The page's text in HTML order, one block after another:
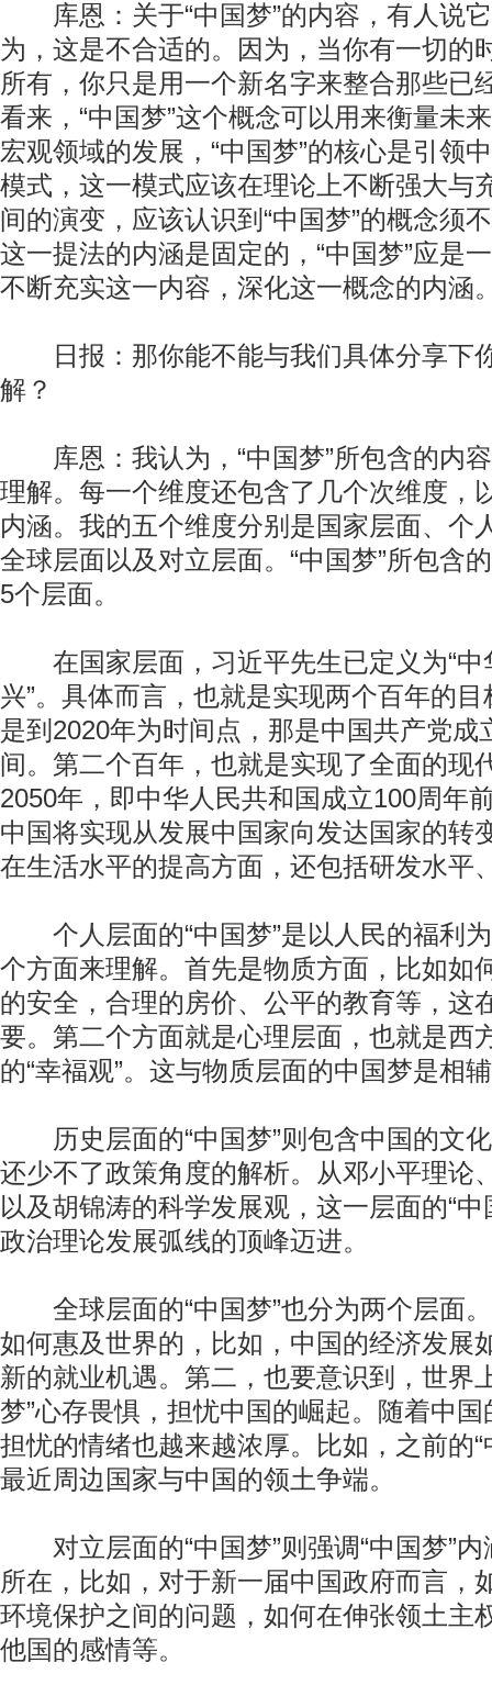
库恩：关于“中国梦”的内容，有人说
为，这是不合适的。因为，当你有一切的
所有，你只是用一个新名字来整合那些已
看来，“中国梦”这个概念可以用来衡量未
宏观领域的发展，“中国梦”的核心是引领
模式，这一模式应该在理论上不断强大与
间的演变，应该认识到“中国梦”的概念须
这一提法的内涵是固定的，“中国梦”应是
不断充实这一内容，深化这一概念的内涵
日报：那你能不能与我们具体分享下你
解？
库恩：我认为，“中国梦”所包含的内
理解。每一个维度还包含了几个次维度，
内涵。我的五个维度分别是国家层面、个
全球层面以及对立层面。“中国梦”所包含
5个层面。
在国家层面，习近平先生已定义为“中
兴”。具体而言，也就是实现两个百年的
是到2020年为时间点，那是中国共产党成
间。第二个百年，也就是实现了全面的现
2050年，即中华人民共和国成立100周年
中国将实现从发展中国家向发达国家的转
在生活水平的提高方面，还包括研发水平
个人层面的“中国梦”是以人民的福利
个方面来理解。首先是物质方面，比如如
的安全，合理的房价、公平的教育等，这
要。第二个方面就是心理层面，也就是西
的“幸福观”。这与物质层面的中国梦是相
历史层面的“中国梦”则包含中国的文
还少不了政策角度的解析。从邓小平理论
以及胡锦涛的科学发展观，这一层面的“
政治理论发展弧线的顶峰迈进。
全球层面的“中国梦”也分为两个层面。
如何惠及世界的，比如，中国的经济发展
新的就业机遇。第二，也要意识到，世界
梦”心存畏惧，担忧中国的崛起。随着中
担忧的情绪也越来越浓厚。比如，之前的“
最近周边国家与中国的领土争端。
对立层面的“中国梦”则强调“中国梦”内
所在，比如，对于新一届中国政府而言，
环境保护之间的问题，如何在伸张领土主
他国的感情等。